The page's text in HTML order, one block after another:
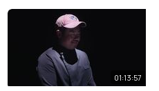
01:13:57